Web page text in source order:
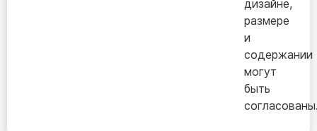
дизайне,
размере
и
содержании
могут
быть